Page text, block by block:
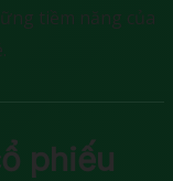
tiềm năng của
phiếu